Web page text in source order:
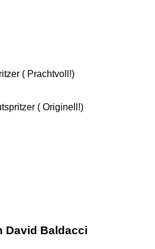
( Prachtvoll!)
( Originell!)
David Baldacci